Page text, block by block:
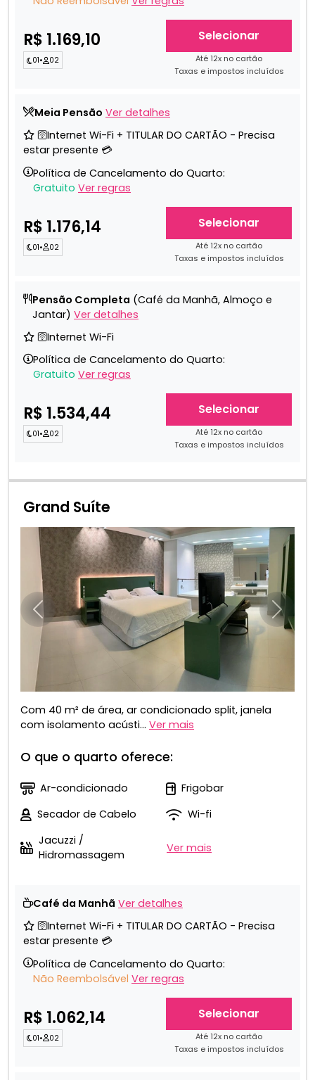
R$ 1.169,10
01• 02
Selecionar
Até 12x no cartão
Taxas e impostos incluídos
Meia Pensão Ver detalhes
🛜Internet Wi-Fi + TITULAR DO CARTÃO - Precisa
estar presente 💳
Política de Cancelamento do Quarto:
Gratuito Ver regras
R$ 1.176,14
01• 02
Selecionar
Até 12x no cartão
Taxas e impostos incluídos
Pensão Completa (Café da Manhã, Almoço e
Jantar) Ver detalhes
🛜Internet Wi-Fi
Política de Cancelamento do Quarto:
Gratuito Ver regras
R$ 1.534,44
01• 02
Selecionar
Até 12x no cartão
Taxas e impostos incluídos
Grand Suíte
Anterior
Com 40 m² de área, ar condicionado split, janela
com isolamento acústi... Ver mais
O que o quarto oferece:
Ar-condicionado
Frigobar
Secador de Cabelo
Wi-fi
Jacuzzi /
Hidromassagem
Ver mais
Café da Manhã Ver detalhes
🛜Internet Wi-Fi + TITULAR DO CARTÃO - Precisa
estar presente 💳
Política de Cancelamento do Quarto:
Não Reembolsável Ver regras
R$ 1.062,14
01• 02
Selecionar
Até 12x no cartão
Taxas e impostos incluídos